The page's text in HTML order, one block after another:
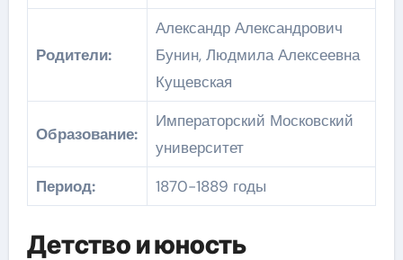
Родители:
Александр Александрович
Бунин, Людмила Алексеевна
Кущевская
Образование:
Императорский Московский
университет
Период:
1870-1889 годы
Детство и юность